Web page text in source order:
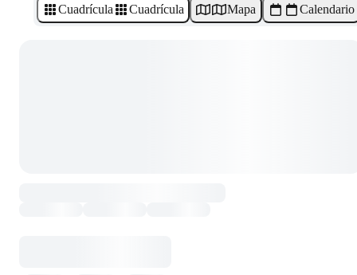
Cuadrícula Cuadrícula Mapa Calendario